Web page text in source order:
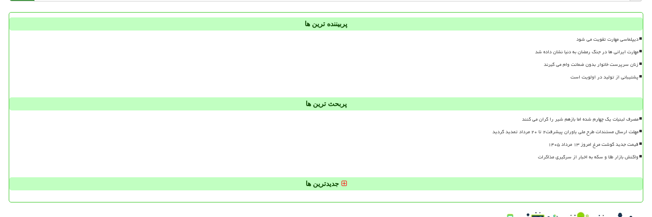
پربیننده ترین ها
دیپلماسی مهارت تقویت می شود
مهارت ایرانی ها در جنگ رمضان به دنیا نشان داده شد
زنان سرپرست خانوار بدون ضمانت وام می گیرند
پشتیبانی از تولید در اولویت است
پربحث ترین ها
مصرف لبنیات یک چهارم شده اما بازهم شیر را گران می کنند
مهلت ارسال مستندات طرح ملی یاوران پیشرفت۲ تا ۲۰ مرداد تمدید گردید
قیمت جدید گوشت مرغ امروز ۱۳ مرداد ۱۴۰۵
واکنش بازار طلا و سکه به اخبار از سرگیری مذاکرات
جدیدترین ها